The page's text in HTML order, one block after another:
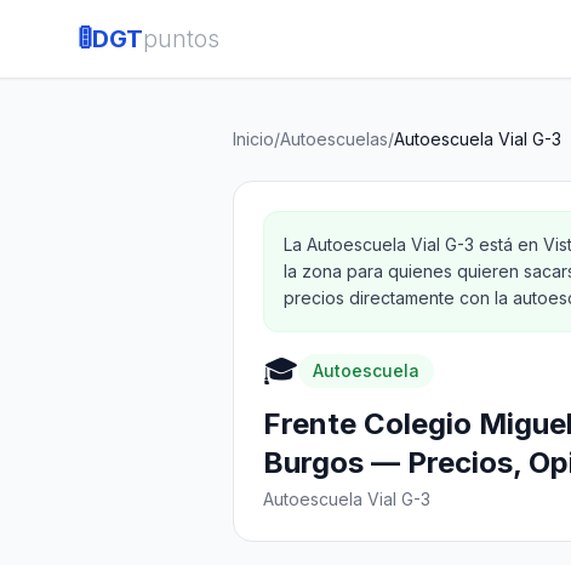
🚦DGTpuntos
Inicio/Autoescuelas/Autoescuela Vial G-3
La Autoescuela Vial G-3 está en
la zona para quienes quieren
precios directamente con la
🎓 Autoescuela
Frente Colegio
Burgos — Precios,
Autoescuela Vial G-3